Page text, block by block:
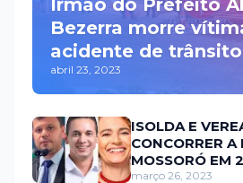
Bezerra morre
acidente de
madrugada na BR
Mossoró
abril 23, 2023
ISOLDA E
CONCORRER A
MOSSORÓ EM
março 26, 2023